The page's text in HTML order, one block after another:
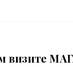
визите